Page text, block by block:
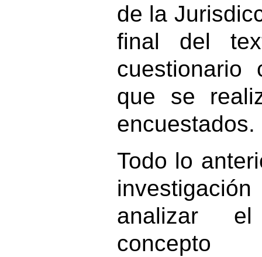
de la
final del
cuestionario
que se
encuestados.
Todo lo
analizar
concepto